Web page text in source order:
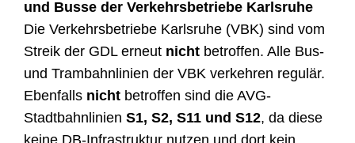
und Busse der Verkehrsbetriebe Karlsruhe
Die Verkehrsbetriebe Karlsruhe (VBK) sind vom
Streik der GDL erneut nicht betroffen. Alle Bus-
und Trambahnlinien der VBK verkehren regulär.
Ebenfalls nicht betroffen sind die AVG-
Stadtbahnlinien S1, S2, S11 und S12, da diese